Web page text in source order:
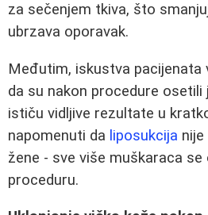
za sečenjem tkiva, što
ubrzava oporavak.
Međutim, iskustva pacijenata
da su nakon procedure osetili
ističu vidljive rezultate u
napomenuti da liposukcija
žene - sve više muškaraca se
proceduru.